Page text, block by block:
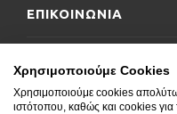
ΕΠΙΚΟΙΝΩΝΙΑ
Επικοινωνήστε μαζί μας
Δήλωση
Χρησιμοποιούμε Cookies
Χρησιμοποιούμε cookies
ιστότοπου, καθώς και cookies για